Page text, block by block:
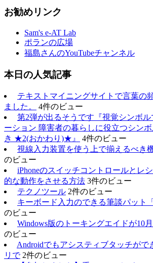
お勧めリンク
Sam's e-AT Lab
ポランの広場
福島さんのYouTubeチャンネル
本日の人気記事
テキストマイニングサイトで言葉の
ました。
4件のビュー
第2弾が出るそうです『視覚シンボ
ーション 障害者の暮らしに役立つシン
き ★2(おかわり)★』
4件のビュー
視線入力装置を使う上で揃えるべき
のビュー
iPhoneのスイッチコントロールとレ
的な動作をさせる方法 3件のビュー
テクノツール 2件のビュー
キーボード入力のできる筆談パット「
のビュー
Windows版のトーキングエイドが10
のビュー
Androidでもアシスティブタッチがで
リで 2件のビュー